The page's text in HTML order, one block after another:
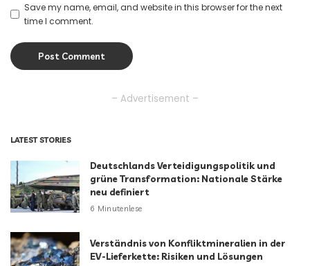
Save my name, email, and website in this browser for the next
time I comment.
– Advertisement –
LATEST STORIES
Deutschlands Verteidigungspolitik und
grüne Transformation: Nationale Stärke
neu definiert
6 Minutenlese
Verständnis von Konfliktmineralien in der
EV-Lieferkette: Risiken und Lösungen